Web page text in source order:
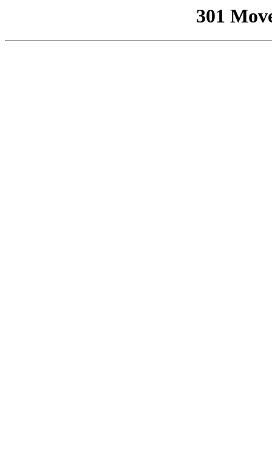
301